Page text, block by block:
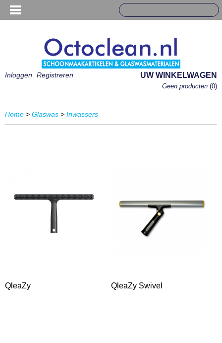
Inloggen Registreren UW WINKELWAGEN
Geen producten (0)
Home > Glaswas > Inwassers
QleaZy QleaZy Swivel